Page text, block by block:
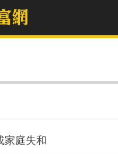
家庭失和